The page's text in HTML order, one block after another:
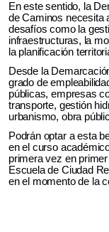
En este sentido, la
de Caminos necesita
desafíos como la
infraestructuras, la
la planificación
Desde la
grado de
públicas, empresas
transporte, gestión
urbanismo, obra
Podrán optar a esta
en el curso
primera vez en
Escuela de Ciudad
en el momento de la